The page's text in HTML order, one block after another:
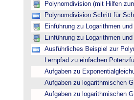
Polynomdivision (mit Hilfen
Polynomdivision Schritt für
Einführung zu Logarithmen
Einführung zu Logarithmen
Ausführliches Beispiel zur
Lernpfad zu einfachen
Aufgaben zu
Aufgaben zu logarithmischen
Aufgaben zu logarithmischen